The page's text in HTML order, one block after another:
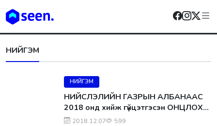
НИЙГЭМ
НИЙГЭМ
НИЙСЛЭЛИЙН ГАЗРЫН АЛБАНААС
2018 онд хийж гүйцэтгэсэн ОНЦЛОХ
ажлуудаа танилцуулж байна
2018.12.07 599